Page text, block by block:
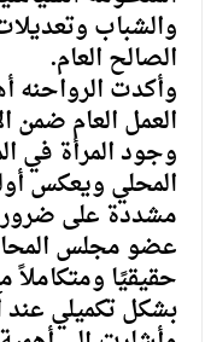
والشباب
الصالح العام.
وأكدت الرواحنه
العمل العام ضمن
وجود المرأة في
المحلي ويعكس
مشددة على
عضو مجلس
حقيقيًا
بشكل تكميلي عند